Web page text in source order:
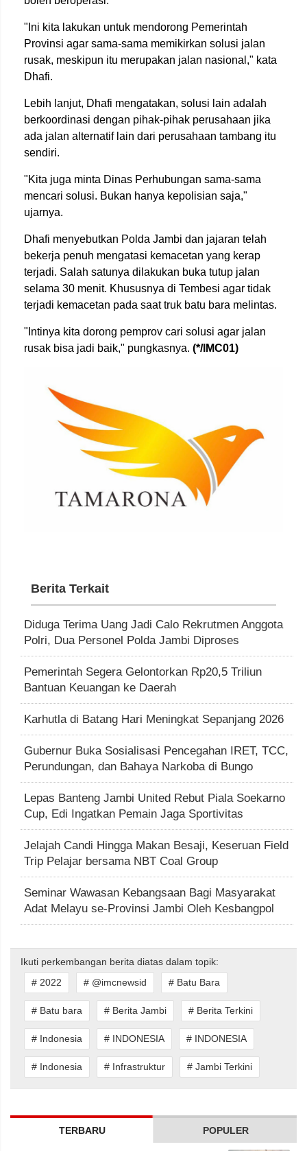
"Ini kita lakukan untuk mendorong Pemerintah
Provinsi agar sama-sama memikirkan solusi jalan
rusak, meskipun itu merupakan jalan nasional," kata
Dhafi.
Lebih lanjut, Dhafi mengatakan, solusi lain adalah
berkoordinasi dengan pihak-pihak perusahaan jika
ada jalan alternatif lain dari perusahaan tambang itu
sendiri.
"Kita juga minta Dinas Perhubungan sama-sama
mencari solusi. Bukan hanya kepolisian saja,"
ujarnya.
Dhafi menyebutkan Polda Jambi dan jajaran telah
bekerja penuh mengatasi kemacetan yang kerap
terjadi. Salah satunya dilakukan buka tutup jalan
selama 30 menit. Khususnya di Tembesi agar tidak
terjadi kemacetan pada saat truk batu bara melintas.
"Intinya kita dorong pemprov cari solusi agar jalan
rusak bisa jadi baik," pungkasnya. (*/IMC01)
Berita Terkait
Diduga Terima Uang Jadi Calo Rekrutmen Anggota
Polri, Dua Personel Polda Jambi Diproses
Pemerintah Segera Gelontorkan Rp20,5 Triliun
Bantuan Keuangan ke Daerah
Karhutla di Batang Hari Meningkat Sepanjang 2026
Gubernur Buka Sosialisasi Pencegahan IRET, TCC,
Perundungan, dan Bahaya Narkoba di Bungo
Lepas Banteng Jambi United Rebut Piala Soekarno
Cup, Edi Ingatkan Pemain Jaga Sportivitas
Jelajah Candi Hingga Makan Besaji, Keseruan Field
Trip Pelajar bersama NBT Coal Group
Seminar Wawasan Kebangsaan Bagi Masyarakat
Adat Melayu se-Provinsi Jambi Oleh Kesbangpol
Ikuti perkembangan berita diatas dalam topik:
# 2022
# @imcnewsid # Batu Bara
# Batu bara # Berita Jambi # Berita Terkini
# Indonesia # INDONESIA # INDONESIA
# Indonesia # Infrastruktur # Jambi Terkini
TERBARU POPULER